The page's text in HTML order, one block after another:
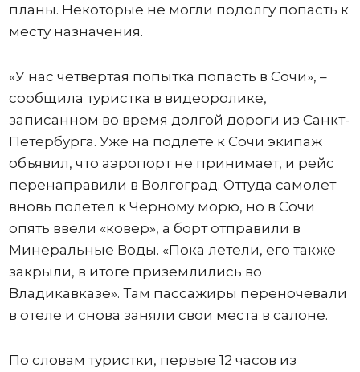
планы. Некоторые не могли подолгу попасть к
месту назначения.
«У нас четвертая попытка попасть в Сочи», –
сообщила туристка в видеоролике,
записанном во время долгой дороги из Санкт-
Петербурга. Уже на подлете к Сочи экипаж
объявил, что аэропорт не принимает, и рейс
перенаправили в Волгоград. Оттуда самолет
вновь полетел к Черному морю, но в Сочи
опять ввели «ковер», а борт отправили в
Минеральные Воды. «Пока летели, его также
закрыли, в итоге приземлились во
Владикавказе». Там пассажиры переночевали
в отеле и снова заняли свои места в салоне.
По словам туристки, первые 12 часов из